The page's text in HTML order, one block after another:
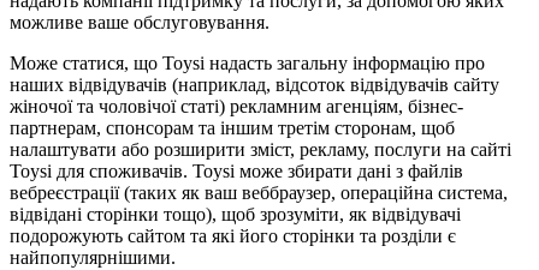
можливе ваше обслуговування.
Може статися, що Toysi надасть загальну інформацію про
наших відвідувачів (наприклад, відсоток відвідувачів сайту
жіночої та чоловічої статі) рекламним агенціям, бізнес-
партнерам, спонсорам та іншим третім сторонам, щоб
налаштувати або розширити зміст, рекламу, послуги на сайті
Toysi для споживачів. Toysi може збирати дані з файлів
вебреєстрації (таких як ваш веббраузер, операційна система,
відвідані сторінки тощо), щоб зрозуміти, як відвідувачі
подорожують сайтом та які його сторінки та розділи є
найпопулярнішими.